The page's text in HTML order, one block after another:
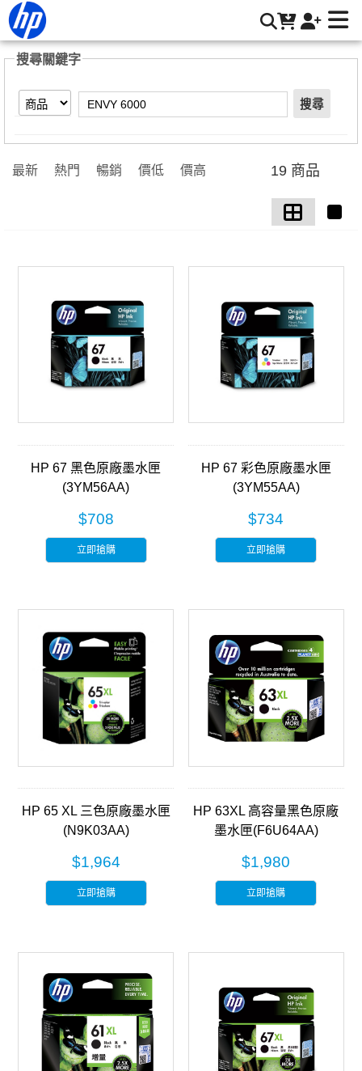
【ENVY 6000】搜尋結果 | HP® 惠普台灣原廠購物網
搜尋關鍵字
搜尋
最新 熱門 暢銷 價低 價高 19 商品
HP 67 黑色原廠墨水匣
(3YM56AA)
$708
立即搶購
HP 67 彩色原廠墨水匣
(3YM55AA)
$734
立即搶購
HP 65 XL 三色原廠墨水匣
(N9K03AA)
$1,964
立即搶購
HP 63XL 高容量黑色原廠
墨水匣(F6U64AA)
$1,980
立即搶購